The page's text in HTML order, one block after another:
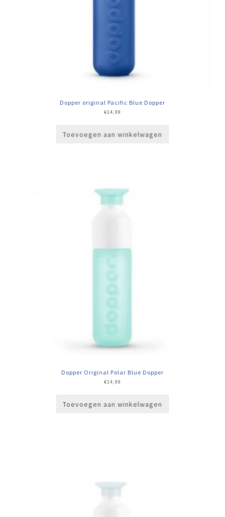
Dopper original Pacific Blue Dopper
€14,99
Toevoegen aan winkelwagen
Dopper Original Polar Blue Dopper
€14,99
Toevoegen aan winkelwagen